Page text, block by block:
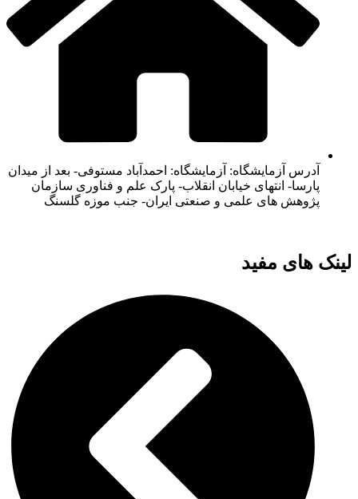
آدرس آزمایشگاه: آزمایشگاه: احمدآباد مستوفی- بعد از میدان
پارسا- انتهای خیابان انقلاب- پارک علم و فناوری سازمان
پژوهش های علمی و صنعتی ایران- جنب موزه گلسنگ
لینک های مفید